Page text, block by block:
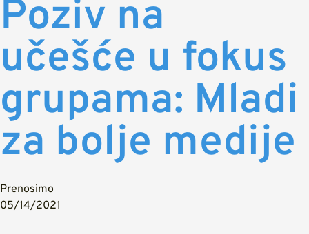
Poziv na
učešće u fokus
grupama: Mladi
za bolje medije
Prenosimo
05/14/2021